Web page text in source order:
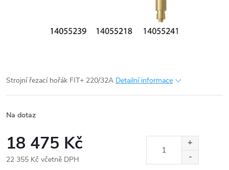
Strojní řezací hořák FIT+ 220/32A Detailní informace
Na dotaz
18 475 Kč
22 355 Kč včetně DPH